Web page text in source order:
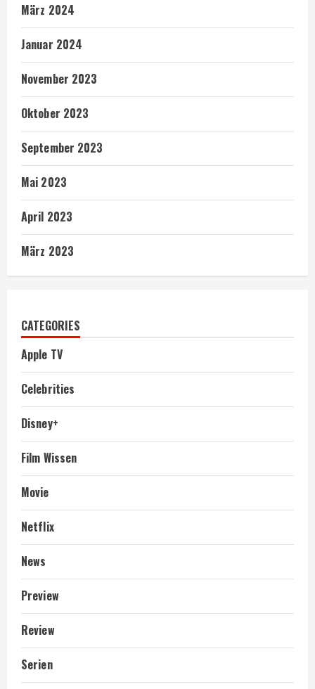
März 2024
Januar 2024
November 2023
Oktober 2023
September 2023
Mai 2023
April 2023
März 2023
CATEGORIES
Apple TV
Celebrities
Disney+
Film Wissen
Movie
Netflix
News
Preview
Review
Serien